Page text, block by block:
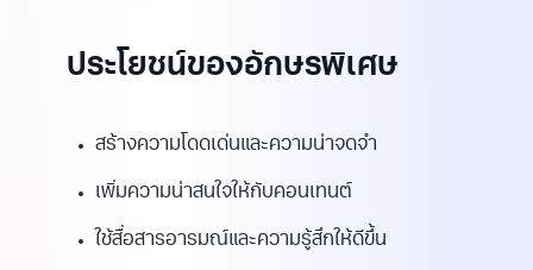
ประโยชน์ของอักษรพิเศษ
สร้างความโดดเด่นและความน่าจดจำ
เพิ่มความน่าสนใจให้กับคอนเทนต์
ใช้สื่อสารอารมณ์และความรู้สึกให้ดีขึ้น